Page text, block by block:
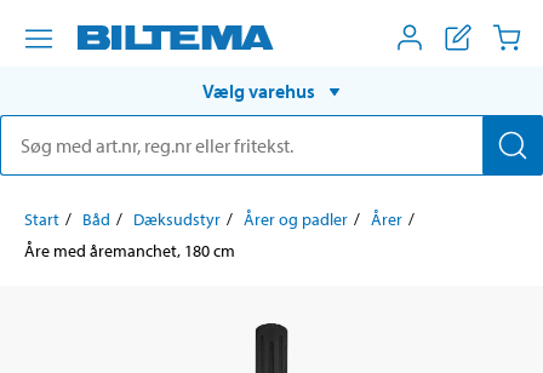
Vælg varehus
Start Båd Dæksudstyr Årer og padler
Årer
Åre med åremanchet, 180 cm